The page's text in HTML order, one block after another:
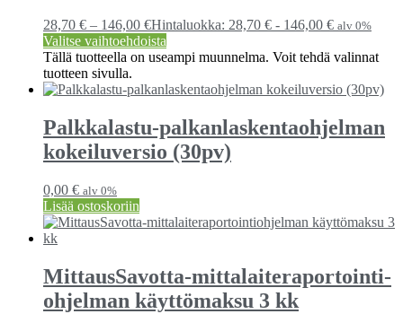
28,70 € – 146,00 €Hintaluokka: 28,70 € - 146,00 € alv 0%
Valitse vaihtoehdoista
Tällä tuotteella on useampi muunnelma. Voit tehdä valinnat
tuotteen sivulla.
Palkkalastu-palkanlaskenta­ohjelman
kokeiluversio (30pv)
0,00 € alv 0%
Lisää ostoskoriin
MittausSavotta-mittalaite­raportointi­
ohjelman käyttömaksu 3 kk